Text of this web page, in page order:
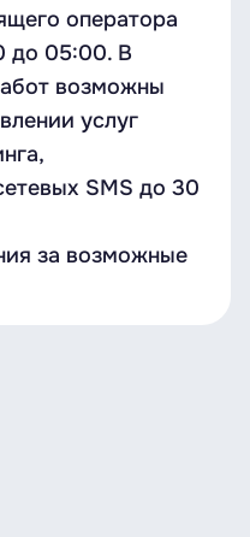
оператора
до 05:00. В
возможны
услуг
SMS до 30
за возможные